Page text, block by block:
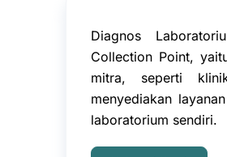
Diagnos
Collection Point,
mitra, seperti
menyediakan
laboratorium sendiri.